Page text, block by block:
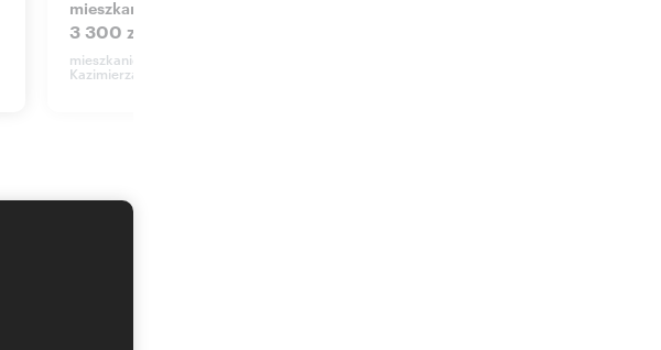
mieszkanie z tarasem w Radomiu.
3 300 zł
mieszkanie Radom, Akademickie,
Kazimierza Pułaskiego